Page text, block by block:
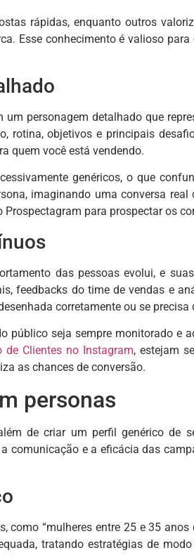
rápidas, enquanto outros
Esse conhecimento é valioso
personagem detalhado que
rotina, objetivos e principais
quem você está vendendo.
genéricos, o que
imaginando uma conversa
para prospectar os
das pessoas evolui, e
feedbacks do time de vendas e
corretamente ou se precisa
público seja sempre monitorado e
de Clientes no Instagram, estejam
as chances de conversão.
personas
de criar um perfil genérico de
comunicação e a eficácia das
como “mulheres entre 25 e 35
tratando estratégias de modo